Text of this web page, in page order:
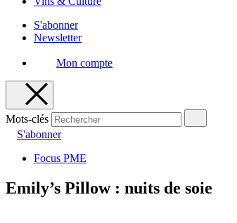
S'abonner
Newsletter
Mon compte
Mots-clés
S'abonner
Focus PME
Emily’s Pillow : nuits de soie